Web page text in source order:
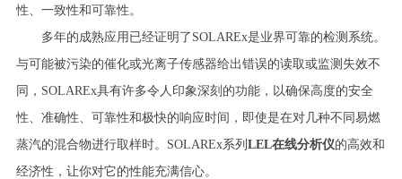
性、一致性和可靠性。
多年的成熟应用已经证明了SOLAREx是业界可靠的检测系统。
与可能被污染的催化或光离子传感器给出错误的读取或监测失效不
同，SOLAREx具有许多令人印象深刻的功能，以确保高度的安全
性、准确性、可靠性和极快的响应时间，即使是在对几种不同易燃
蒸汽的混合物进行取样时。SOLAREx系列 LEL在线分析仪的高效和
经济性，让你对它的性能充满信心。